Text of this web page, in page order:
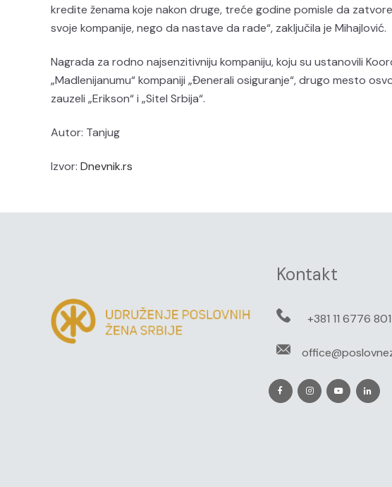
kredite ženama koje nakon druge, treće godine pomisle da
svoje kompanije, nego da nastave da rade“, zaključila je Mihajlović.
Nagrada za rodno najsenzitivniju kompaniju, koju su ustanovili
„Madlenijanumu“ kompaniji „Đenerali osiguranje“, drugo mesto
zauzeli „Erikson“ i „Sitel Srbija“.
Autor: Tanjug
Izvor: Dnevnik.rs
Kontakt
+381 11 6776 801